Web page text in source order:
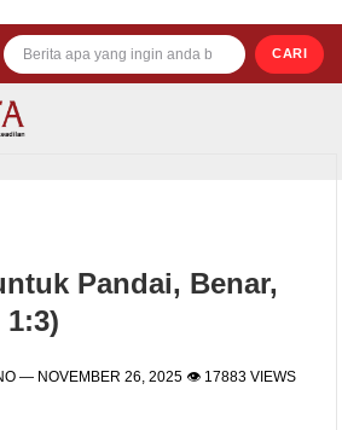
CARI
Pandai, Benar,
— NOVEMBER 26, 2025 👁 17883 VIEWS